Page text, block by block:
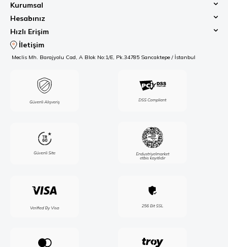
Kurumsal
Hesabınız
Hızlı Erişim
İletişim
Meclis Mh. Barajyolu Cad, A Blok No:1/E, Pk.34785 Sancaktepe / İstanbul